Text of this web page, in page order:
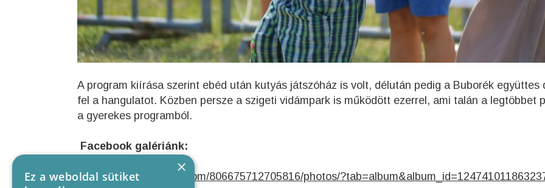
A program kiírása szerint ebéd után kutyás játszóház is volt, délután pedig a Buborék együttes
fel a hangulatot. Közben persze a szigeti vidámpark is működött ezerrel, ami talán a legtöbbet
a gyerekes programból.
Facebook galériánk:
https://www.facebook.com/806675712705816/photos/
×
Ez a weboldal sütiket